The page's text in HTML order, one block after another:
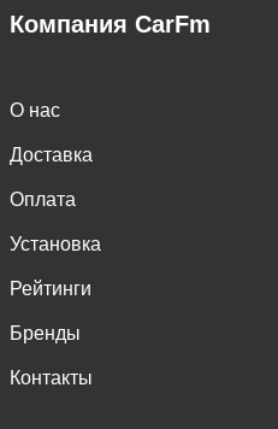
Компания CarFm
О нас
Доставка
Оплата
Установка
Рейтинги
Бренды
Контакты